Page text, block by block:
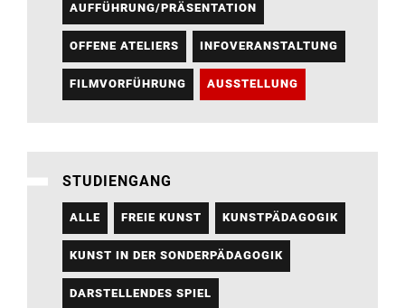
AUFFÜHRUNG/PRÄSENTATION
OFFENE ATELIERS INFOVERANSTALTUNG
FILMVORFÜHRUNG AUSSTELLUNG
STUDIENGANG
ALLE FREIE KUNST KUNSTPÄDAGOGIK
KUNST IN DER SONDERPÄDAGOGIK
DARSTELLENDES SPIEL